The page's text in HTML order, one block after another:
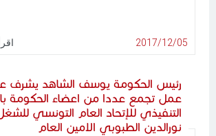
2017/12/05
رئيس الحكومة يوسف الشاهد يشرف
عمل تجمع عددا من اعضاء الحكومة
التنفيذي للإتحاد العام التونسي
نورالدين الطبوبي الامين العام